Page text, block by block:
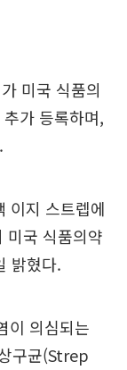
미국 식품의
가 등록하며,
이지 스트렙에
국 식품의약
밝혔다.
이 의심되는
구균(Strep